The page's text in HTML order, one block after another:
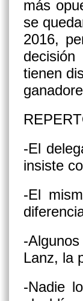
más
se
2016,
tienen
-El
insiste
-El
-
Lanz, la
-Nadie